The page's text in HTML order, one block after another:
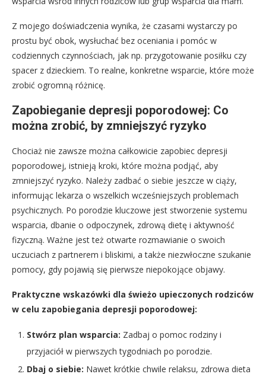
Z mojego doświadczenia wynika, że czasami wystarczy po
prostu być obok, wysłuchać bez oceniania i pomóc w
codziennych czynnościach, jak np. przygotowanie posiłku czy
spacer z dzieckiem. To realne, konkretne wsparcie, które może
zrobić ogromną różnicę.
Zapobieganie depresji poporodowej: Co
można zrobić, by zmniejszyć ryzyko
Chociaż nie zawsze można całkowicie zapobiec depresji
poporodowej, istnieją kroki, które można podjąć, aby
zmniejszyć ryzyko. Należy zadbać o siebie jeszcze w ciąży,
informując lekarza o wszelkich wcześniejszych problemach
psychicznych. Po porodzie kluczowe jest stworzenie systemu
wsparcia, dbanie o odpoczynek, zdrową dietę i aktywność
fizyczną. Ważne jest też otwarte rozmawianie o swoich
uczuciach z partnerem i bliskimi, a także niezwłoczne szukanie
pomocy, gdy pojawią się pierwsze niepokojące objawy.
Praktyczne wskazówki dla świeżo upieczonych rodziców
w celu zapobiegania depresji poporodowej:
Stwórz plan wsparcia: Zadbaj o pomoc rodziny i
przyjaciół w pierwszych tygodniach po porodzie.
Dbaj o siebie: Nawet krótkie chwile relaksu, zdrowa dieta